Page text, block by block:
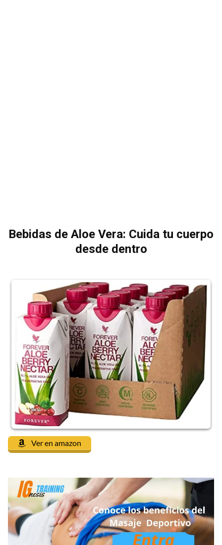
Bebidas de Aloe Vera: Cuida tu cuerpo
desde dentro
Ver en amazon